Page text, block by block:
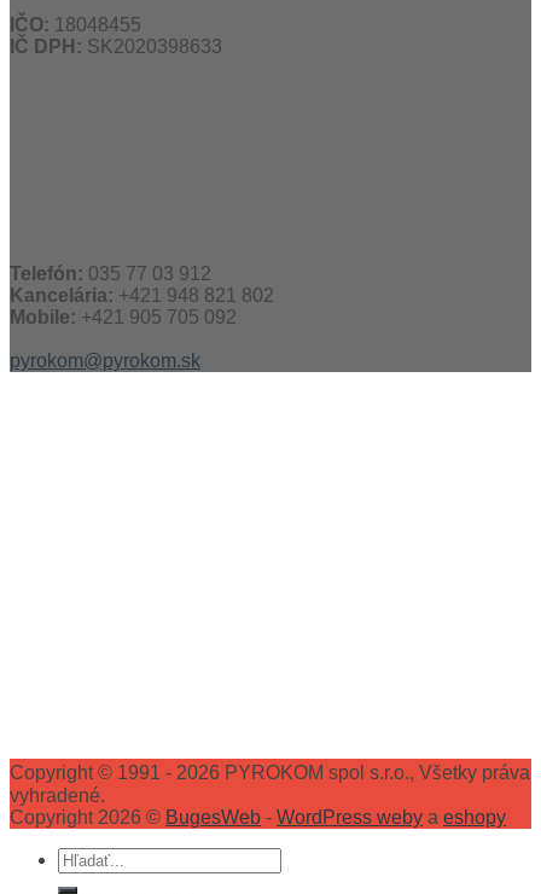
IČO: 18048455
IČ DPH: SK2020398633
Telefón: 035 77 03 912
Kancelária: +421 948 821 802
Mobile: +421 905 705 092
pyrokom@pyrokom.sk
Copyright © 1991 - 2026 PYROKOM spol s.r.o., Všetky práva
vyhradené.
Copyright 2026 © BugesWeb - WordPress weby a eshopy
Hľadať: